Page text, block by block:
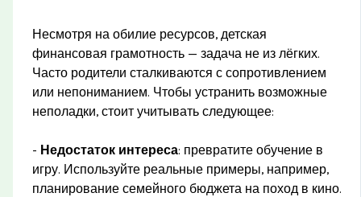
Несмотря на обилие ресурсов, детская
финансовая грамотность — задача не из лёгких.
Часто родители сталкиваются с сопротивлением
или непониманием. Чтобы устранить возможные
неполадки, стоит учитывать следующее:
- Недостаток интереса: превратите обучение в
игру. Используйте реальные примеры, например,
планирование семейного бюджета на поход в кино.